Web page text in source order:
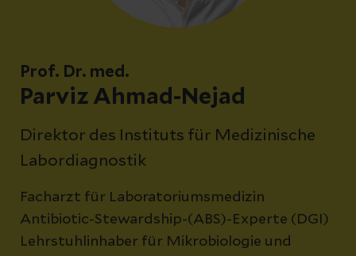
Prof. Dr. med.
Parviz Ahmad-Nejad
Direktor des Instituts für Medizinische
Labordiagnostik
Facharzt für Laboratoriumsmedizin
Antibiotic-Stewardship-(ABS)-Experte (DGI)
Lehrstuhlinhaber für Mikrobiologie und